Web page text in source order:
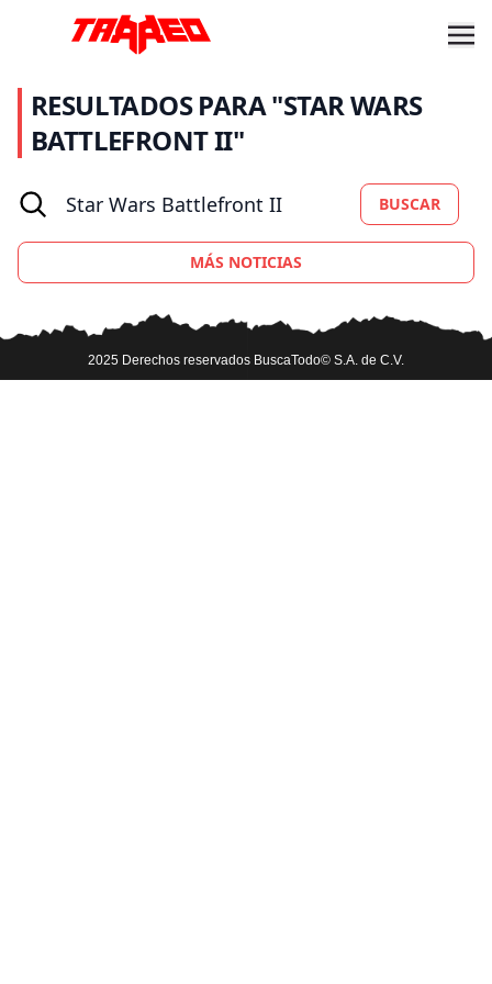
RESULTADOS PARA "STAR WARS
BATTLEFRONT II"
BUSCAR
MÁS NOTICIAS
2025 Derechos reservados BuscaTodo© S.A. de C.V.